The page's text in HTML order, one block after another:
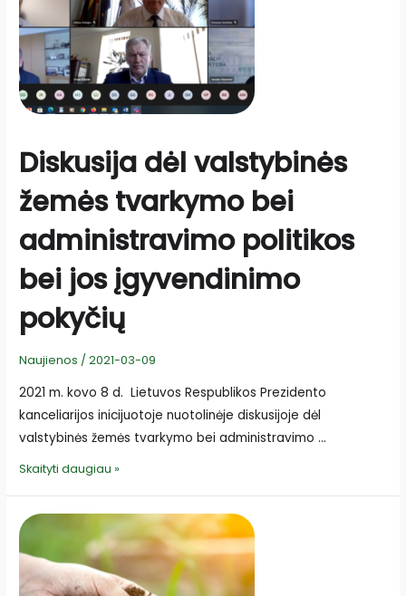
Diskusija dėl valstybinės
žemės tvarkymo bei
administravimo politikos
bei jos įgyvendinimo
pokyčių
Naujienos /2021-03-09
2021 m. kovo 8 d. Lietuvos Respublikos Prezidento
kanceliarijos inicijuotoje nuotolinėje diskusijoje dėl
valstybinės žemės tvarkymo bei administravimo …
Diskusija
žemės
tvarkymo
bei
Skaityti daugiau »